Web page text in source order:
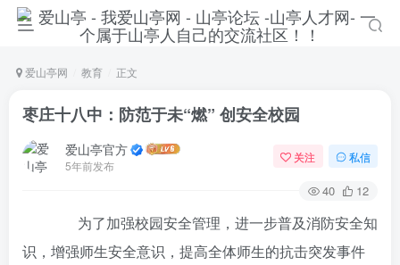
爱山亭网 教育 正文
枣庄十八中：防范于未“燃” 创安全校园
爱山亭官方
5年前发布
关注 私信
40 12
为了加强校园安全管理，进一步普及消防安全知
识，增强师生安全意识，提高全体师生的抗击突发事件